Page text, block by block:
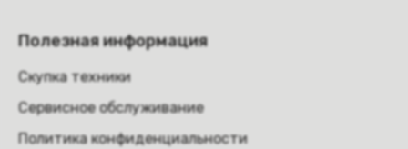
Полезная информация
Скупка техники
Сервисное обслуживание
Политика конфиденциальности